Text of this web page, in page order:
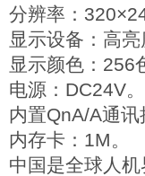
分辨率：
显示设备：高亮
显示颜色：256
电源：DC24V。
内置QnA/A通讯
内存卡：1M。
中国是全球人机